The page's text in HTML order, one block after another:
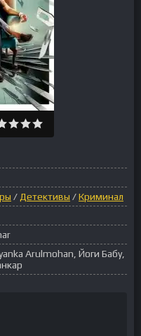
/ Детективы /Криминал
Arulmohan, Йоги Бабу,